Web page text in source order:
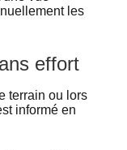
les
effort
terrain ou lors
informé en